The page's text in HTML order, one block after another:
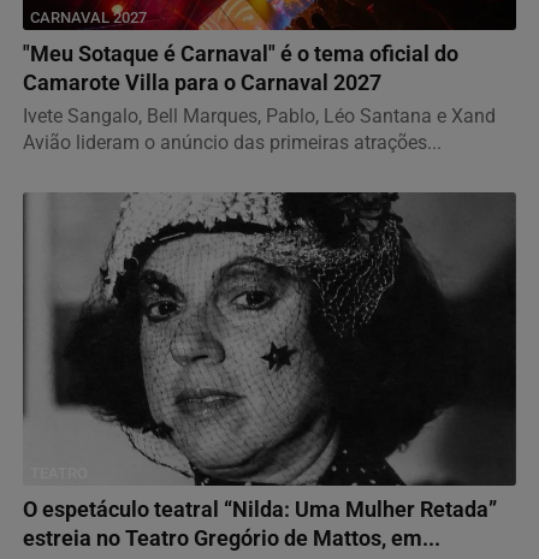
CARNAVAL 2027
"Meu Sotaque é Carnaval" é o tema oficial do
Camarote Villa para o Carnaval 2027
Ivete Sangalo, Bell Marques, Pablo, Léo Santana e Xand
Avião lideram o anúncio das primeiras atrações...
O espetáculo teatral “Nilda: Uma Mulher Retada”
estreia no Teatro Gregório de Mattos, em...